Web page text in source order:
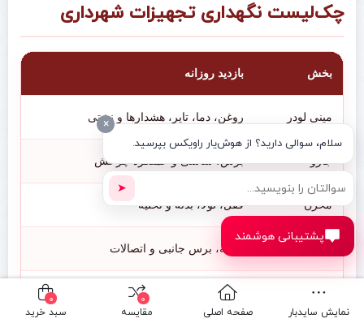
چک‌لیست نگهداری تجهیزات شهرداری
بخش بازدید روزانه
مینی لودر روغن، دما، تایر، هشدارها و نشتی
جارو برس، شاسی و عملکرد چرخش
مخزن قفل، لولا، بدنه و تخلیه
زاویه، برس جانبی و اتصالات
هیدرولیک شلنگ، کوپلینگ و جک
پشتیبانی هوشمند
×
سلام، سوالی دارید؟ از هوش‌یار راویکس بپرسید.
➤
نمایش سایدبار صفحه اصلی
0
مقایسه
0
سبد خرید